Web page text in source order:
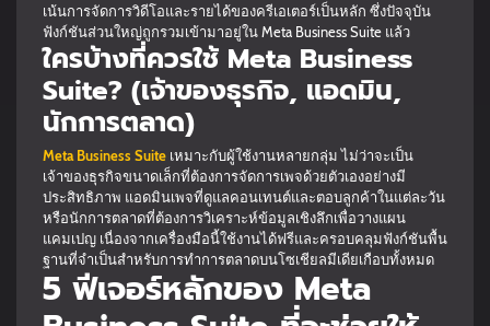
เน้นการจัดการวิดีโอและรายได้ของครีเอเตอร์เป็นหลัก ซึ่งปัจจุบัน
ฟังก์ชันส่วนใหญ่ถูกรวมเข้ามาอยู่ใน Meta Business Suite แล้ว
ใครบ้างที่ควรใช้ Meta Business
Suite? (เจ้าของธุรกิจ, แอดมิน,
นักการตลาด)
Meta Business Suite เหมาะกับผู้ใช้งานหลายกลุ่ม ไม่ว่าจะเป็น
เจ้าของธุรกิจขนาดเล็กที่ต้องการจัดการเพจด้วยตัวเองอย่างมี
ประสิทธิภาพ แอดมินเพจที่ดูแลคอนเทนต์และตอบลูกค้าในแต่ละวัน
หรือนักการตลาดที่ต้องการวิเคราะห์ข้อมูลเชิงลึกเพื่อวางแผน
แคมเปญ เนื่องจากเครื่องมือนี้ใช้งานได้ฟรีและครอบคลุมฟังก์ชันพื้น
ฐานที่จำเป็นสำหรับการทำการตลาดบนโซเชียลมีเดียเกือบทั้งหมด
5 ฟีเจอร์หลักของ Meta